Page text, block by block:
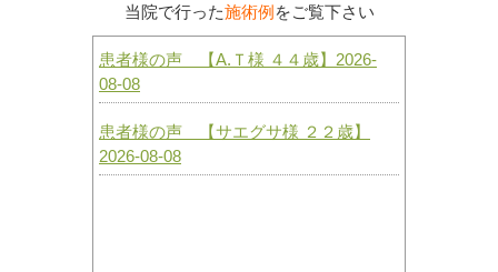
当院で行った施術例をご覧下さい
患者様の声 【A.Ｔ様 ４４歳】2026-
08-08
患者様の声 【サエグサ様 ２２歳】
2026-08-08